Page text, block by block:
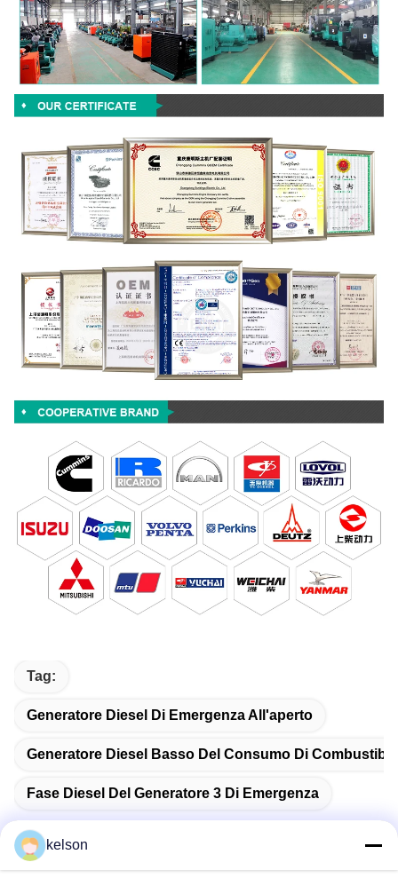
Tag:
Generatore Diesel Di Emergenza All'aperto
Generatore Diesel Basso Del Consumo Di
Fase Diesel Del Generatore 3 Di Emergenza
kelson